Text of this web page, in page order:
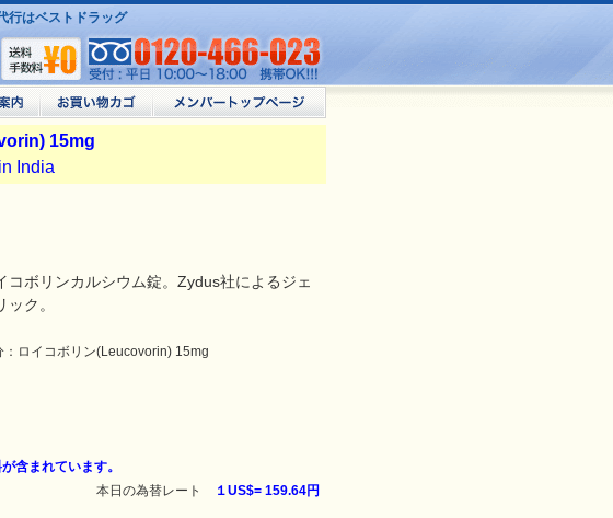
行はベストドラッグ
15mg
India
コボリンカルシウム錠。Zydus社によるジェ
ック。
：ロイコボリン(Leucovorin) 15mg
含まれています。
本日の為替レート １US$= 159.64円